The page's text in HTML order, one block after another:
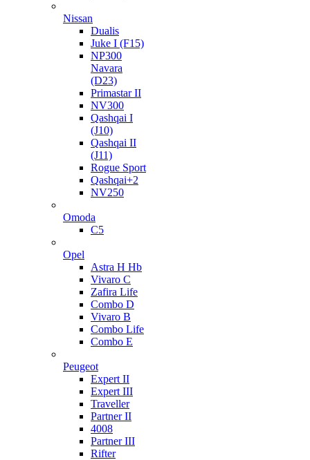
Nissan
Dualis
Juke I (F15)
NP300
Navara
(D23)
Primastar II
NV300
Qashqai I
(J10)
Qashqai II
(J11)
Rogue Sport
Qashqai+2
NV250
Omoda
C5
Opel
Astra H Hb
Vivaro C
Zafira Life
Combo D
Vivaro B
Combo Life
Combo E
Peugeot
Expert II
Expert III
Traveller
Partner II
4008
Partner III
Rifter